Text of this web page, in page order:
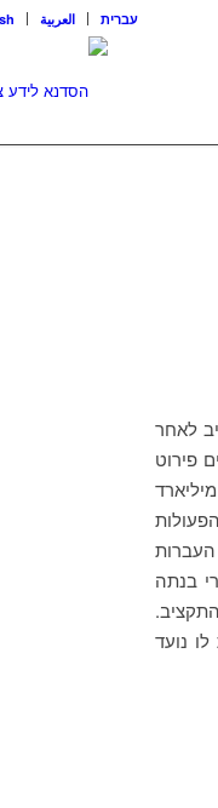
العربية עברית
87% מסעיפי התקציב לאחר
פירוט
המועדים לשינוי מספיק זמן לפני ההצבעה. כתוצאה מכך עוברים 50 מיליארד
היכן יש העברות
בנתה
נועד